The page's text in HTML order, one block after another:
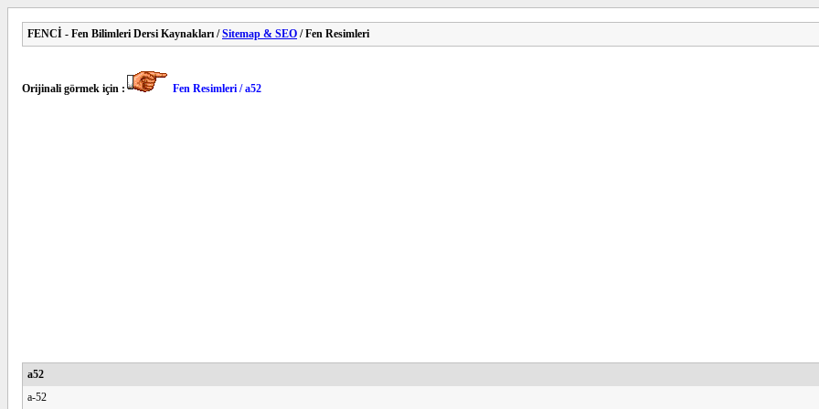
FENCİ - Fen Bilimleri Dersi Kaynakları /Sitemap & SEO / Fen Resimleri
Orijinali görmek için : Fen Resimleri / a52
a52
a-52